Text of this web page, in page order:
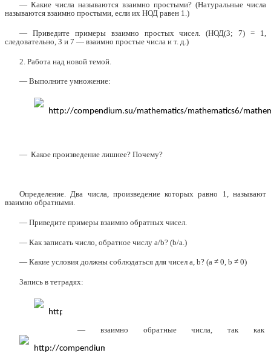
— Какие числа называются взаимно простыми? (Натуральные числа
называются взаимно простыми, если их НОД равен 1.)
— Приведите примеры взаимно простых чисел. (HОД(3; 7) = 1,
следовательно, 3 и 7 — взаимно простые числа и т. д.)
2. Работа над новой темой.
— Выполните умножение:
— Какое произведение лишнее? Почему?
Определение. Два числа, произведение которых равно 1, называют
взаимно обратными.
— Приведите примеры взаимно обратных чисел.
— Как записать число, обратное числу a/b? (b/a.)
— Какие условия должны соблюдаться для чисел a, b? (а ≠ 0, b ≠ 0)
Запись в тетрадях:
— взаимно обратные числа, так как